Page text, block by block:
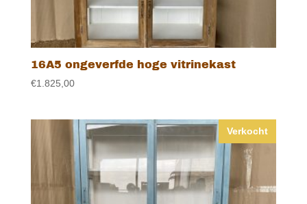
16A5 ongeverfde hoge vitrinekast
€1.825,00
Verkocht